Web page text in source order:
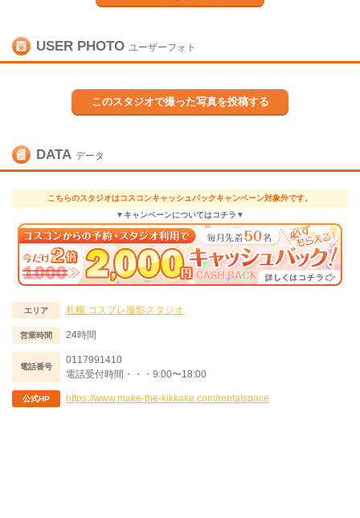
USER PHOTO ユーザーフォト
このスタジオで撮った写真を投稿する
DATA データ
こちらのスタジオはコスコンキャッシュバックキャンペーン対象外です。
▼キャンペーンについてはコチラ▼
エリア 札幌 コスプレ撮影スタジオ
営業時間 24時間
電話番号
0117991410
電話受付時間・・・9:00〜18:00
公式HP https://www.make-the-kikkake.com/rentalspace